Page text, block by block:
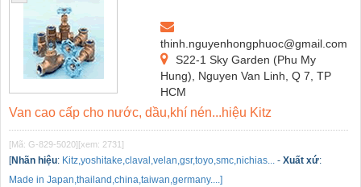
thinh.nguyenhongphuoc@gmail.com
S22-1 Sky Garden (Phu My
Hung), Nguyen Van Linh, Q 7, TP
HCM
Van cao cấp cho nước, dầu,khí nén...hiệu Kitz
[Mã: G-829-5020][xem: 2731]
[Nhãn hiệu: Kitz,yoshitake,claval,velan,gsr,toyo,smc,nichias... - Xuất xứ:
Made in Japan,thailand,china,taiwan,germany....]